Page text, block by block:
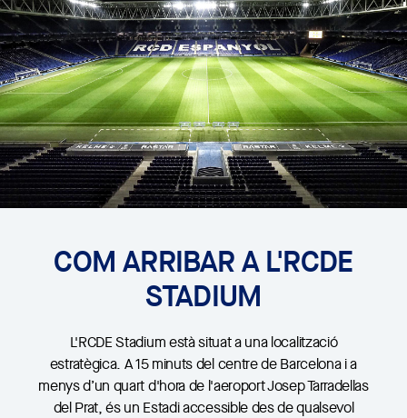
COM ARRIBAR A L'RCDE
STADIUM
L'RCDE Stadium està situat a una localització
estratègica. A 15 minuts del centre de Barcelona i a
menys d’un quart d'hora de l'aeroport Josep Tarradellas
del Prat, és un Estadi accessible des de qualsevol